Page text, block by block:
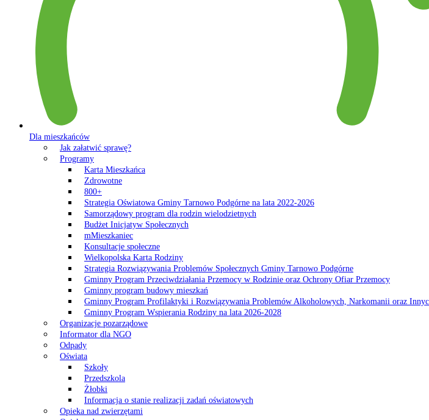
Dla mieszkańców
Jak załatwić sprawę?
Programy
Karta Mieszkańca
Zdrowotne
800+
Strategia Oświatowa Gminy Tarnowo Podgórne na lata 2022-2026
Samorządowy program dla rodzin wielodzietnych
Budżet Inicjatyw Społecznych
mMieszkaniec
Konsultacje społeczne
Wielkopolska Karta Rodziny
Strategia Rozwiązywania Problemów Społecznych Gminy Tarnowo Podgórne
Gminny Program Przeciwdziałania Przemocy w Rodzinie oraz Ochrony Ofiar Przemocy
Gminny program budowy mieszkań
Gminny Program Profilaktyki i Rozwiązywania Problemów Alkoholowych, Narkomanii oraz
Gminny Program Wspierania Rodziny na lata 2026-2028
Organizacje pozarządowe
Informator dla NGO
Odpady
Oświata
Szkoły
Przedszkola
Żłobki
Informacja o stanie realizacji zadań oświatowych
Opieka nad zwierzętami